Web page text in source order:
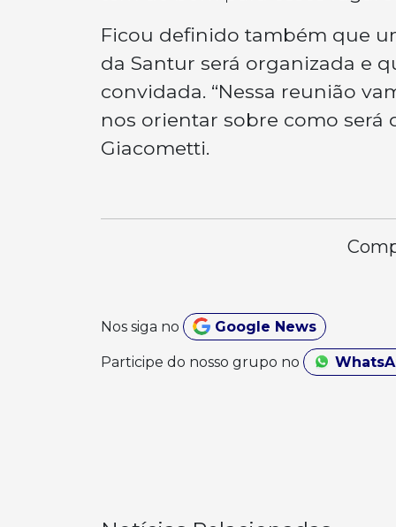
Ficou definido também que
da Santur será organizada e
convidada. “Nessa reunião
nos orientar sobre como será
Giacometti.
Nos siga no Google News
Participe do nosso grupo no